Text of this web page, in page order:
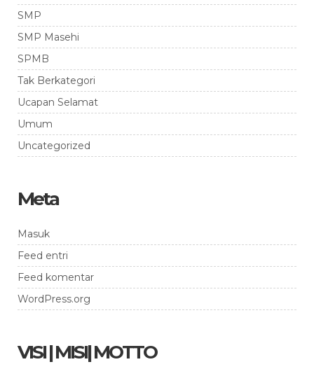
SMP
SMP Masehi
SPMB
Tak Berkategori
Ucapan Selamat
Umum
Uncategorized
Meta
Masuk
Feed entri
Feed komentar
WordPress.org
VISI | MISI| MOTTO